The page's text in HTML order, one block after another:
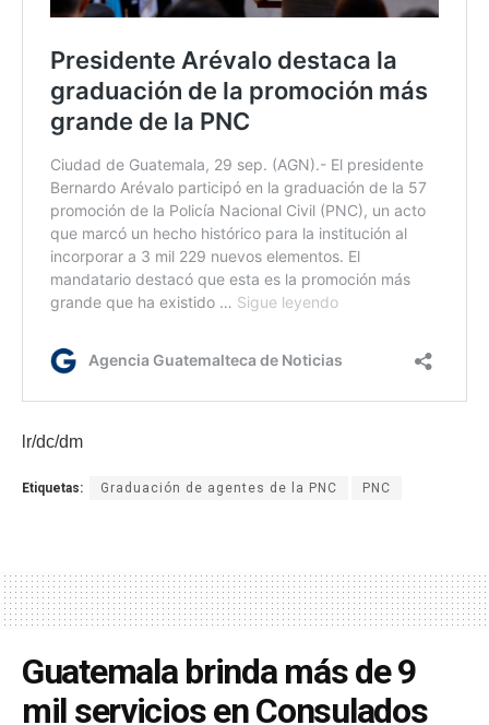
lr/dc/dm
Etiquetas: Graduación de agentes de la PNC PNC
Guatemala brinda más de 9
mil servicios en Consulados